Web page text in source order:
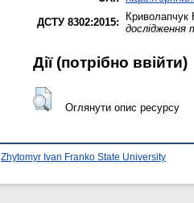
ДСТУ 8302:2015:
Криволапчук
дослідження
Дії ​​(потрібно ввійти)
Оглянути опис ресурсу
Zhytomyr Ivan Franko State University